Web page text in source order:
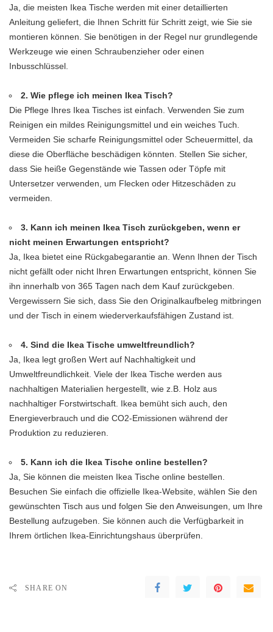
Ja, die meisten Ikea Tische werden mit einer detaillierten
Anleitung geliefert, die Ihnen Schritt für Schritt zeigt, wie Sie sie
montieren können. Sie benötigen in der Regel nur grundlegende
Werkzeuge wie einen Schraubenzieher oder einen
Inbusschlüssel.
2. Wie pflege ich meinen Ikea Tisch?
Die Pflege Ihres Ikea Tisches ist einfach. Verwenden Sie zum
Reinigen ein mildes Reinigungsmittel und ein weiches Tuch.
Vermeiden Sie scharfe Reinigungsmittel oder Scheuermittel, da
diese die Oberfläche beschädigen könnten. Stellen Sie sicher,
dass Sie heiße Gegenstände wie Tassen oder Töpfe mit
Untersetzer verwenden, um Flecken oder Hitzeschäden zu
vermeiden.
3. Kann ich meinen Ikea Tisch zurückgeben, wenn er
nicht meinen Erwartungen entspricht?
Ja, Ikea bietet eine Rückgabegarantie an. Wenn Ihnen der Tisch
nicht gefällt oder nicht Ihren Erwartungen entspricht, können Sie
ihn innerhalb von 365 Tagen nach dem Kauf zurückgeben.
Vergewissern Sie sich, dass Sie den Originalkaufbeleg mitbringen
und der Tisch in einem wiederverkaufsfähigen Zustand ist.
4. Sind die Ikea Tische umweltfreundlich?
Ja, Ikea legt großen Wert auf Nachhaltigkeit und
Umweltfreundlichkeit. Viele der Ikea Tische werden aus
nachhaltigen Materialien hergestellt, wie z.B. Holz aus
nachhaltiger Forstwirtschaft. Ikea bemüht sich auch, den
Energieverbrauch und die CO2-Emissionen während der
Produktion zu reduzieren.
5. Kann ich die Ikea Tische online bestellen?
Ja, Sie können die meisten Ikea Tische online bestellen.
Besuchen Sie einfach die offizielle Ikea-Website, wählen Sie den
gewünschten Tisch aus und folgen Sie den Anweisungen, um Ihre
Bestellung aufzugeben. Sie können auch die Verfügbarkeit in
Ihrem örtlichen Ikea-Einrichtungshaus überprüfen.
SHARE ON